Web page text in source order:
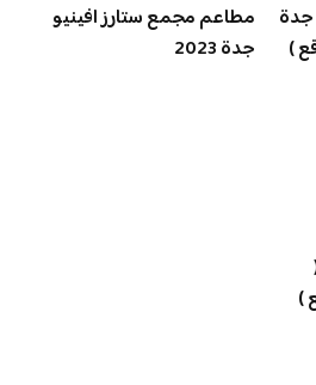
جدة
)
مطاعم مجمع ستارز افينيو
جدة 2023
)